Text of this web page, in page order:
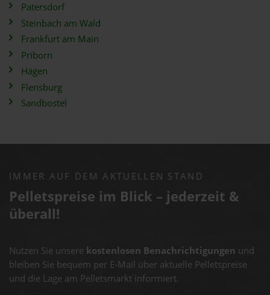
Patersdorf
Steinbach am Wald
Frankfurt am Main
Priborn
Hägen
Flensburg
Sandbostel
IMMER AUF DEM AKTUELLEN STAND
Pelletspreise im Blick – jederzeit &
überall!
Nutzen Sie unsere kostenlosen Benachrichtigungen und
bleiben Sie bequem per E-Mail über aktuelle Pelletspreise
und die Lage am Pelletsmarkt informiert.